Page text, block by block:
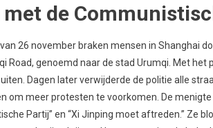
met de
26 november braken mensen in Shanghai
Road, genoemd naar de stad Urumqi. Met
Dagen later verwijderde de politie alle
om meer protesten te voorkomen. De
Partij” en “Xi Jinping moet aftreden.” Ze